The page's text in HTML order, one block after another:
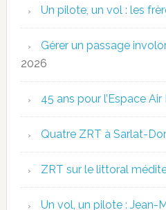
Un pilote, un vol : les
Gérer un passage
2026
45 ans pour l’Espace Air
Quatre ZRT à Sarlat-
ZRT sur le littoral
Un vol, un pilote : Jean-